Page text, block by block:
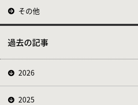
その他
過去の記事
2026
2025